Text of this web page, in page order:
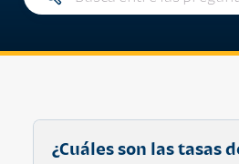
¿Cuáles son las tasas